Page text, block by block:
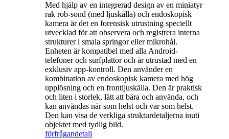
Med hjälp av en integrerad design av en miniatyr
rak rob-sond (med ljuskälla) och endoskopisk
kamera är det en forensisk utrustning speciellt
utvecklad för att observera och registrera interna
strukturer i smala springor eller mikrohål.
Enheten är kompatibel med alla Android-
telefoner och surfplattor och är utrustad med en
exklusiv app-kontroll. Den använder en
kombination av endoskopisk kamera med hög
upplösning och en frontljuskälla. Den är praktisk
och liten i storlek, lätt att bära och använda, och
kan användas när som helst och var som helst.
Den kan visa de verkliga strukturdetaljerna inuti
objektet med tydlig bild.
förfrågandetalj